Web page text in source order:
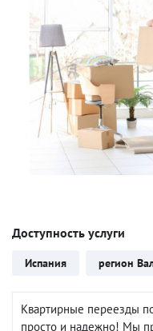
Доступность услуги
Испания регион
Квартирные переезды
просто и надежно! Мы